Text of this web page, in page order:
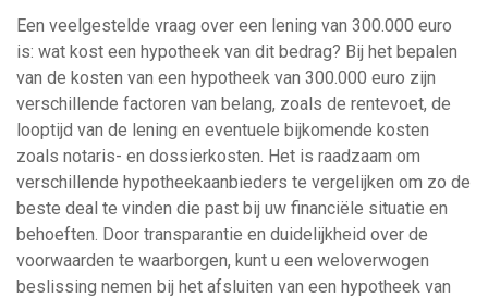
Een veelgestelde vraag over een lening van 300.000 euro
is: wat kost een hypotheek van dit bedrag? Bij het bepalen
van de kosten van een hypotheek van 300.000 euro zijn
verschillende factoren van belang, zoals de rentevoet, de
looptijd van de lening en eventuele bijkomende kosten
zoals notaris- en dossierkosten. Het is raadzaam om
verschillende hypotheekaanbieders te vergelijken om zo de
beste deal te vinden die past bij uw financiële situatie en
behoeften. Door transparantie en duidelijkheid over de
voorwaarden te waarborgen, kunt u een weloverwogen
beslissing nemen bij het afsluiten van een hypotheek van